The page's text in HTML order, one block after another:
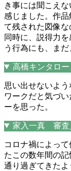
き事には聞こえ
感じました。作
て残された図像
同時に、説得力
う行為にも、まだ
高橋キンタロ
思い出せないよ
ワークだと気づ
ーを思った。
家入一真 審査
コロナ禍によっ
たこの数年間の
通り過ぎてきた